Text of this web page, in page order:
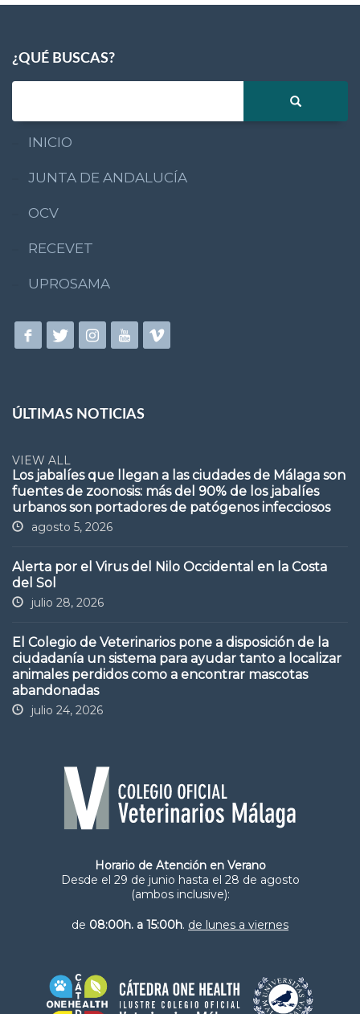
¿QUÉ BUSCAS?
INICIO
JUNTA DE ANDALUCÍA
OCV
RECEVET
UPROSAMA
ÚLTIMAS NOTICIAS
VIEW ALL
Los jabalíes que llegan a las ciudades de Málaga son
fuentes de zoonosis: más del 90% de los jabalíes
urbanos son portadores de patógenos infecciosos
agosto 5, 2026
Alerta por el Virus del Nilo Occidental en la Costa
del Sol
julio 28, 2026
El Colegio de Veterinarios pone a disposición de la
ciudadanía un sistema para ayudar tanto a localizar
animales perdidos como a encontrar mascotas
abandonadas
julio 24, 2026
Horario de Atención en Verano
Desde el 29 de junio hasta el 28 de agosto
(ambos inclusive):
de 08:00h. a 15:00h. de lunes a viernes